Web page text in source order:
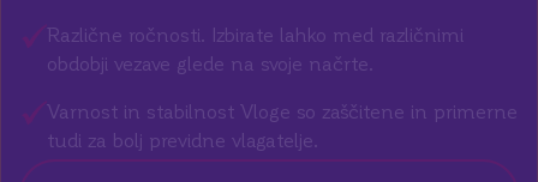
Različne ročnosti. Izbirate lahko med različnimi
obdobji vezave glede na svoje načrte.
Varnost in stabilnost Vloge so zaščitene in primerne
tudi za bolj previdne vlagatelje.